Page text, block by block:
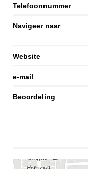
Telefoonnummer
Navigeer naar
Website
e-mail
Beoordeling